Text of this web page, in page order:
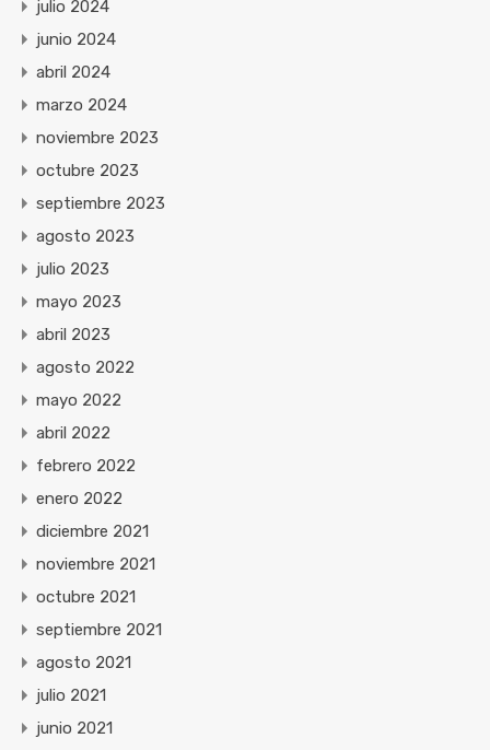
julio 2024
junio 2024
abril 2024
marzo 2024
noviembre 2023
octubre 2023
septiembre 2023
agosto 2023
julio 2023
mayo 2023
abril 2023
agosto 2022
mayo 2022
abril 2022
febrero 2022
enero 2022
diciembre 2021
noviembre 2021
octubre 2021
septiembre 2021
agosto 2021
julio 2021
junio 2021